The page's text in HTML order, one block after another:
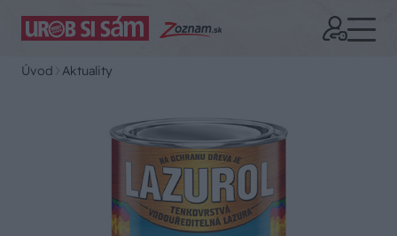
Úvod Aktuality